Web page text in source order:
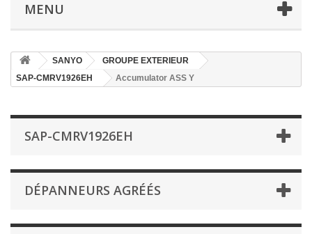
MENU
SANYO
GROUPE EXTERIEUR
SAP-CMRV1926EH
Accumulator ASS Y
SAP-CMRV1926EH
DÉPANNEURS AGRÉÉS